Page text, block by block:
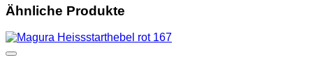
Ähnliche Produkte